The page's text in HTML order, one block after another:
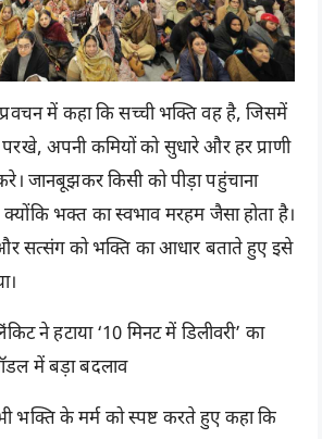
में कहा कि सच्ची भक्ति वह है, जिसमें
अपनी कमियों को सुधारे और हर प्राणी
जानबूझकर किसी को पीड़ा पहुंचाना
भक्त का स्वभाव मरहम जैसा होता है।
सत्संग को भक्ति का आधार बताते हुए इसे
ने हटाया ‘10 मिनट में डिलीवरी’ का
में बड़ा बदलाव
भी भक्ति के मर्म को स्पष्ट करते हुए कहा कि